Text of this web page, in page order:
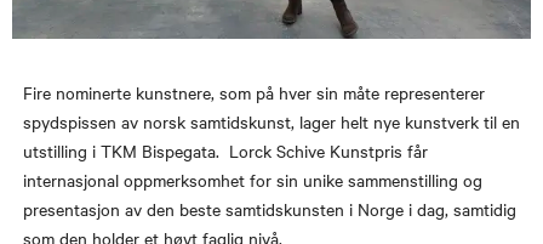
Fire nominerte kunstnere, som på hver sin måte representerer
spydspissen av norsk samtidskunst, lager helt nye kunstverk til en
utstilling i TKM Bispegata. Lorck Schive Kunstpris får
internasjonal oppmerksomhet for sin unike sammenstilling og
presentasjon av den beste samtidskunsten i Norge i dag, samtidig
som den holder et høyt faglig nivå.